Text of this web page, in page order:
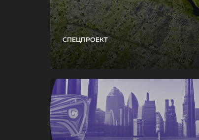
СПЕЦПРОЕКТ